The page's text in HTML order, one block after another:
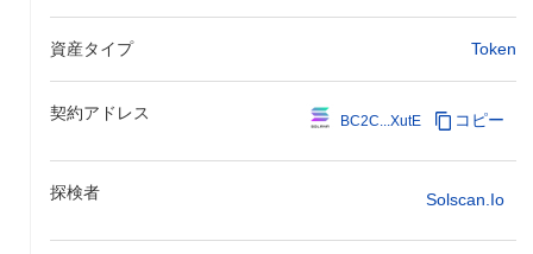
資産タイプ Token
契約アドレス BC2C...XutE コピー
探検者 Solscan.io
化することを目的としています。これらの取り組みの進捗は、プ
ロジェクトの公式ロードマップを通じて監視され、Saad Boiが市
場の要求に応じて進化し続ける中での透明性とコミュニティの関
Saad Boiの特徴は何ですか？
Saad Boiは、従来のブロックチェーンソリューションと比較し